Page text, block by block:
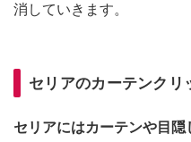
消していきます。
セリアのカーテンクリ
セリアにはカーテンや目